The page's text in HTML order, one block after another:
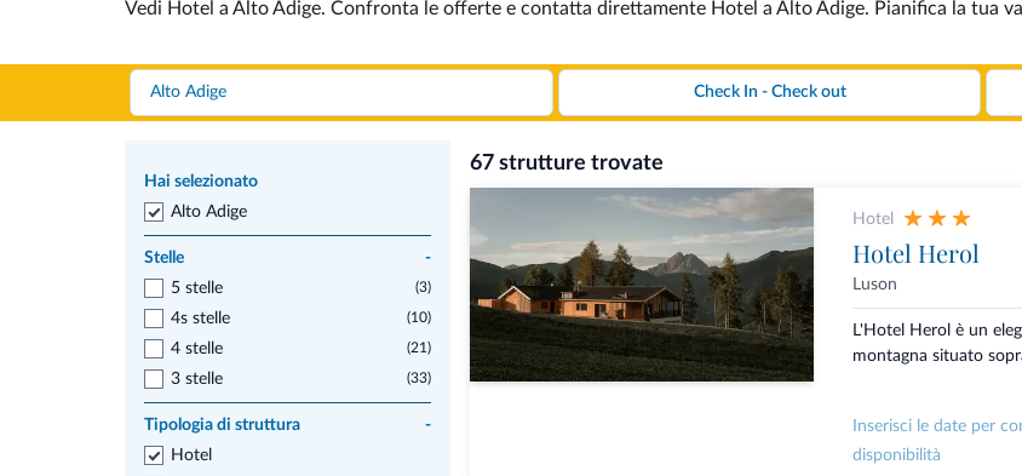
Vedi Hotel a Alto Adige. Confronta le offerte e contatta direttamente Hotel a Alto Adige. Pianifica la tua
Hai selezionato
Alto Adige
Stelle
-
5 stelle
(3)
4s stelle (10)
4 stelle (21)
3 stelle (33)
Tipologia di struttura
-
Hotel
67 strutture trovate
Hotel
Hotel Herol
Luson
L'Hotel Herol è un
montagna situato
Inserisci le date per
disponibilità